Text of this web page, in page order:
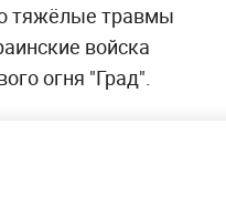
тяжёлые травмы
войска
огня "Град".